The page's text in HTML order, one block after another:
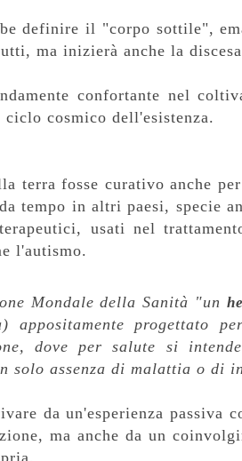
definire il "corpo sottile",
ma inizierà anche la
confortante nel
cosmico dell'esistenza.
terra fosse curativo anche
tempo in altri paesi, specie
usati nel
l'autismo.
Mondale della Sanità "un
appositamente progettato
dove per salute si
solo assenza di malattia o di
da un'esperienza passiva
ma anche da un